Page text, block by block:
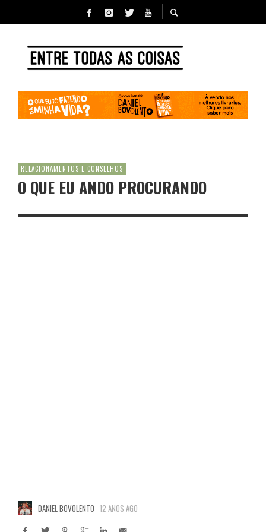
RELACIONAMENTOS E CONSELHOS
O QUE EU ANDO PROCURANDO
DANIEL BOVOLENTO 12 ANOS AGO